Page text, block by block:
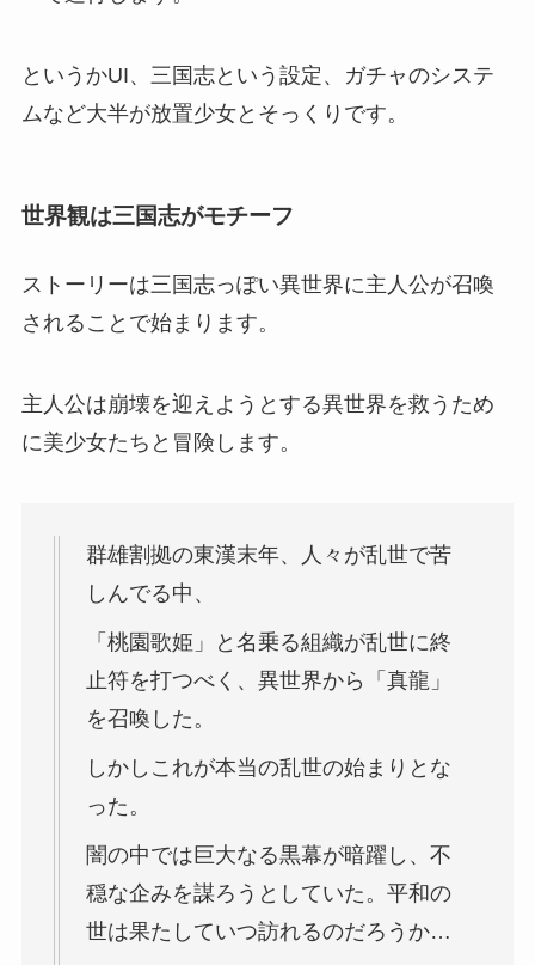
というかUI、三国志という設定、ガチャのシステ
ムなど大半が放置少女とそっくりです。
世界観は三国志がモチーフ
ストーリーは三国志っぽい異世界に主人公が召喚
されることで始まります。
主人公は崩壊を迎えようとする異世界を救うため
に美少女たちと冒険します。
群雄割拠の東漢末年、人々が乱世で苦
しんでる中、
「桃園歌姫」と名乗る組織が乱世に終
止符を打つべく、異世界から「真龍」
を召喚した。
しかしこれが本当の乱世の始まりとな
った。
闇の中では巨大なる黒幕が暗躍し、不
穏な企みを謀ろうとしていた。平和の
世は果たしていつ訪れるのだろうか…